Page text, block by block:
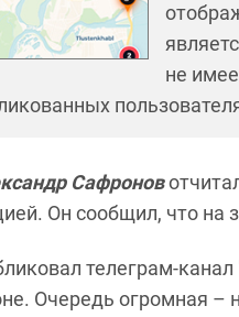
не
Сафронов
Он сообщил, что на
телеграм-
Очередь огромная –